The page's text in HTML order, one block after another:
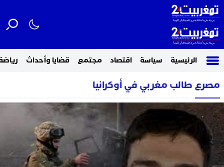
الرئيسية سياسة اقتصاد مجتمع قضايا وأحداث
مصرع طالب مغربي في أوكرانيا